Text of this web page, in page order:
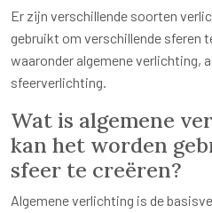
Er zijn verschillende soorten
gebruikt om verschillende sferen
waaronder algemene verlichting,
sfeerverlichting.
Wat is algemene
kan het worden
sfeer te creëren?
Algemene verlichting is de